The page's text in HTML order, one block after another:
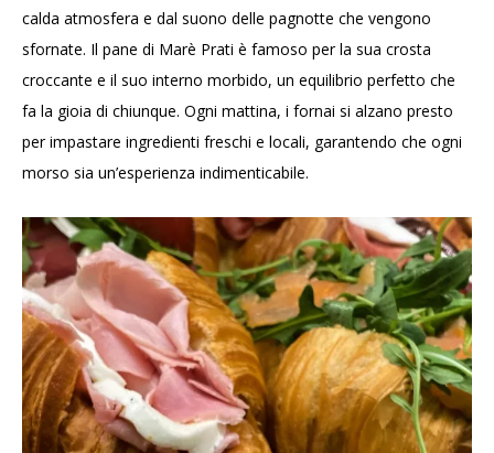
calda atmosfera e dal suono delle pagnotte che vengono
sfornate. Il pane di Marè Prati è famoso per la sua crosta
croccante e il suo interno morbido, un equilibrio perfetto che
fa la gioia di chiunque. Ogni mattina, i fornai si alzano presto
per impastare ingredienti freschi e locali, garantendo che ogni
morso sia un’esperienza indimenticabile.